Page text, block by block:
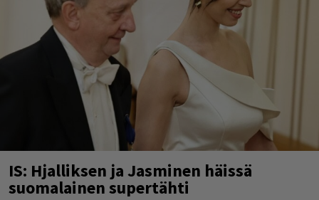
IS: Hjalliksen ja Jasminen häissä
suomalainen supertähti